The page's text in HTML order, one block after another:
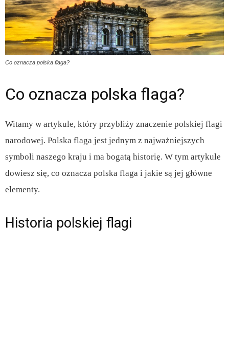
Co oznacza polska flaga?
Co oznacza polska flaga?
Witamy w artykule, który przybliży znaczenie polskiej flagi
narodowej. Polska flaga jest jednym z najważniejszych
symboli naszego kraju i ma bogatą historię. W tym artykule
dowiesz się, co oznacza polska flaga i jakie są jej główne
elementy.
Historia polskiej flagi